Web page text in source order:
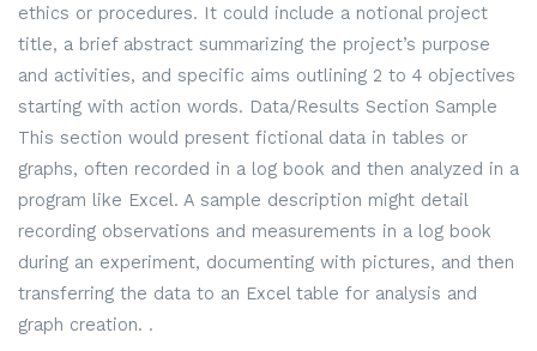
ethics or procedures. It could include a notional project
title, a brief abstract summarizing the project’s purpose
and activities, and specific aims outlining 2 to 4 objectives
starting with action words. Data/Results Section Sample
This section would present fictional data in tables or
graphs, often recorded in a log book and then analyzed in a
program like Excel. A sample description might detail
recording observations and measurements in a log book
during an experiment, documenting with pictures, and then
transferring the data to an Excel table for analysis and
graph creation. .